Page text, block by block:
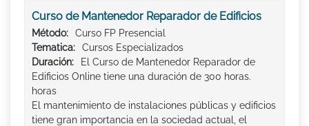
Curso de Mantenedor Reparador de Edificios
Método:
Curso FP Presencial
Tematica:
Cursos Especializados
Duración:
El Curso de Mantenedor Reparador de
Edificios Online tiene una duración de 300 horas.
horas
El mantenimiento de instalaciones públicas y edificios
tiene gran importancia en la sociedad actual, el